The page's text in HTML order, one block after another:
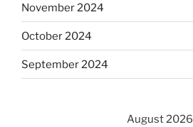
November 2024
October 2024
September 2024
August 2026